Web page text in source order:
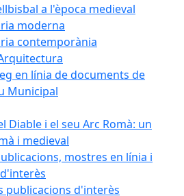
a l'època medieval
moderna
contemporània
en línia de documents de
Municipal
Diable i el seu Arc Romà: un
i medieval
mostres en línia i
publicacions d'interès